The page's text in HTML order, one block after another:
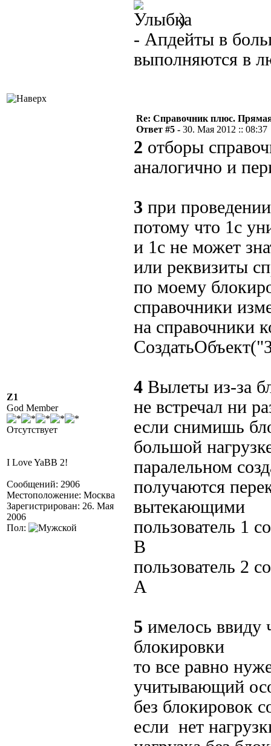
)
- Апдейты в
выполняются в
Z1
God Member
Отсутствует
I Love YaBB 2!
Сообщений: 2906
Местоположение: Москва
Зарегистрирован: 26. Мая
2006
Пол:
Re: Справочник плюс.
Ответ #5 - 30. Мая 2012 :: 08:37
2 отборы
аналогично и
3 при
потому что 1с
и 1с не может
или реквизиты
по моему
справочники
на справочники
4 Вылеты из-за
не встречал ни
если снимишь
большой
паралельном
получаются
вытекающими
пользователь 1
B
пользователь 2
A
5 имелось ввиду
блокировки
то все равно
учитывающий
без блокировок
если нет